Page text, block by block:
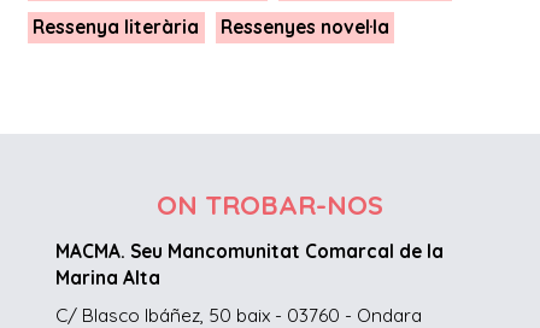
Ressenya literària
Ressenyes novel·la
ON TROBAR-NOS
MACMA. Seu Mancomunitat Comarcal de la
Marina Alta
C/ Blasco Ibáñez, 50 baix - 03760 - Ondara